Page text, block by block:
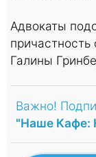
Адвокаты
Галины
Важно!
"Наше Кафе: